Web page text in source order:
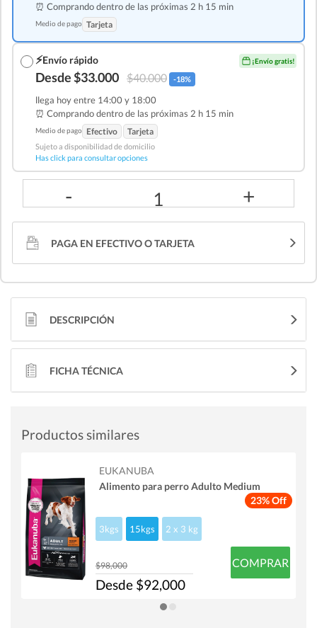
⏰ Comprando dentro de las próximas 2 h 15 min
Medio de pago Tarjeta
⚡Envío rápido ¡Envío gratis!
Desde $33.000 $40.000 -18%
llega hoy entre 14:00 y 18:00
⏰ Comprando dentro de las próximas 2 h 15 min
Medio de pago Efectivo Tarjeta
Sujeto a disponibilidad de domicilio
Has click para consultar opciones
- 1 +
PAGA EN EFECTIVO O TARJETA
DESCRIPCIÓN
FICHA TÉCNICA
Productos similares
23% Off
EUKANUBA
Alimento para perro Adulto Medium
3kgs 15kgs 2 x 3 kg
$98,000
Desde $92,000
COMPRAR